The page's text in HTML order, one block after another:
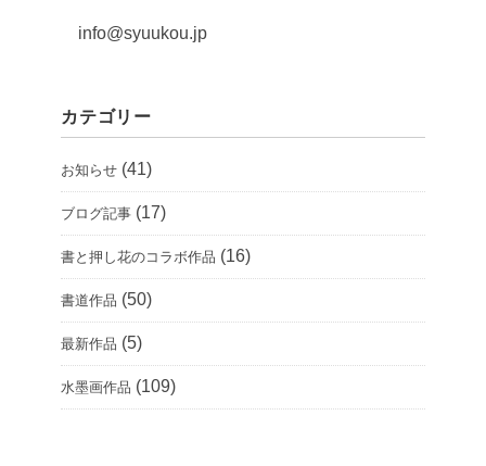
info@syuukou.jp
カテゴリー
お知らせ (41)
ブログ記事 (17)
書と押し花のコラボ作品 (16)
書道作品 (50)
最新作品 (5)
水墨画作品 (109)